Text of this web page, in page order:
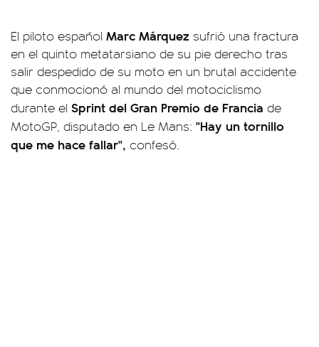
El piloto español Marc Márquez sufrió una fractura
en el quinto metatarsiano de su pie derecho tras
salir despedido de su moto en un brutal accidente
que conmocionó al mundo del motociclismo
durante el Sprint del Gran Premio de Francia de
MotoGP, disputado en Le Mans: "Hay un tornillo
que me hace fallar", confesó.